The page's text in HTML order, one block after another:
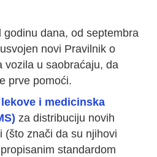
godinu dana, od septembra
novi Pravilnik o
vozila u saobraćaju, da
prve pomoći.
i medicinska
za distribuciju novih
(što znači da su njihovi
standardom